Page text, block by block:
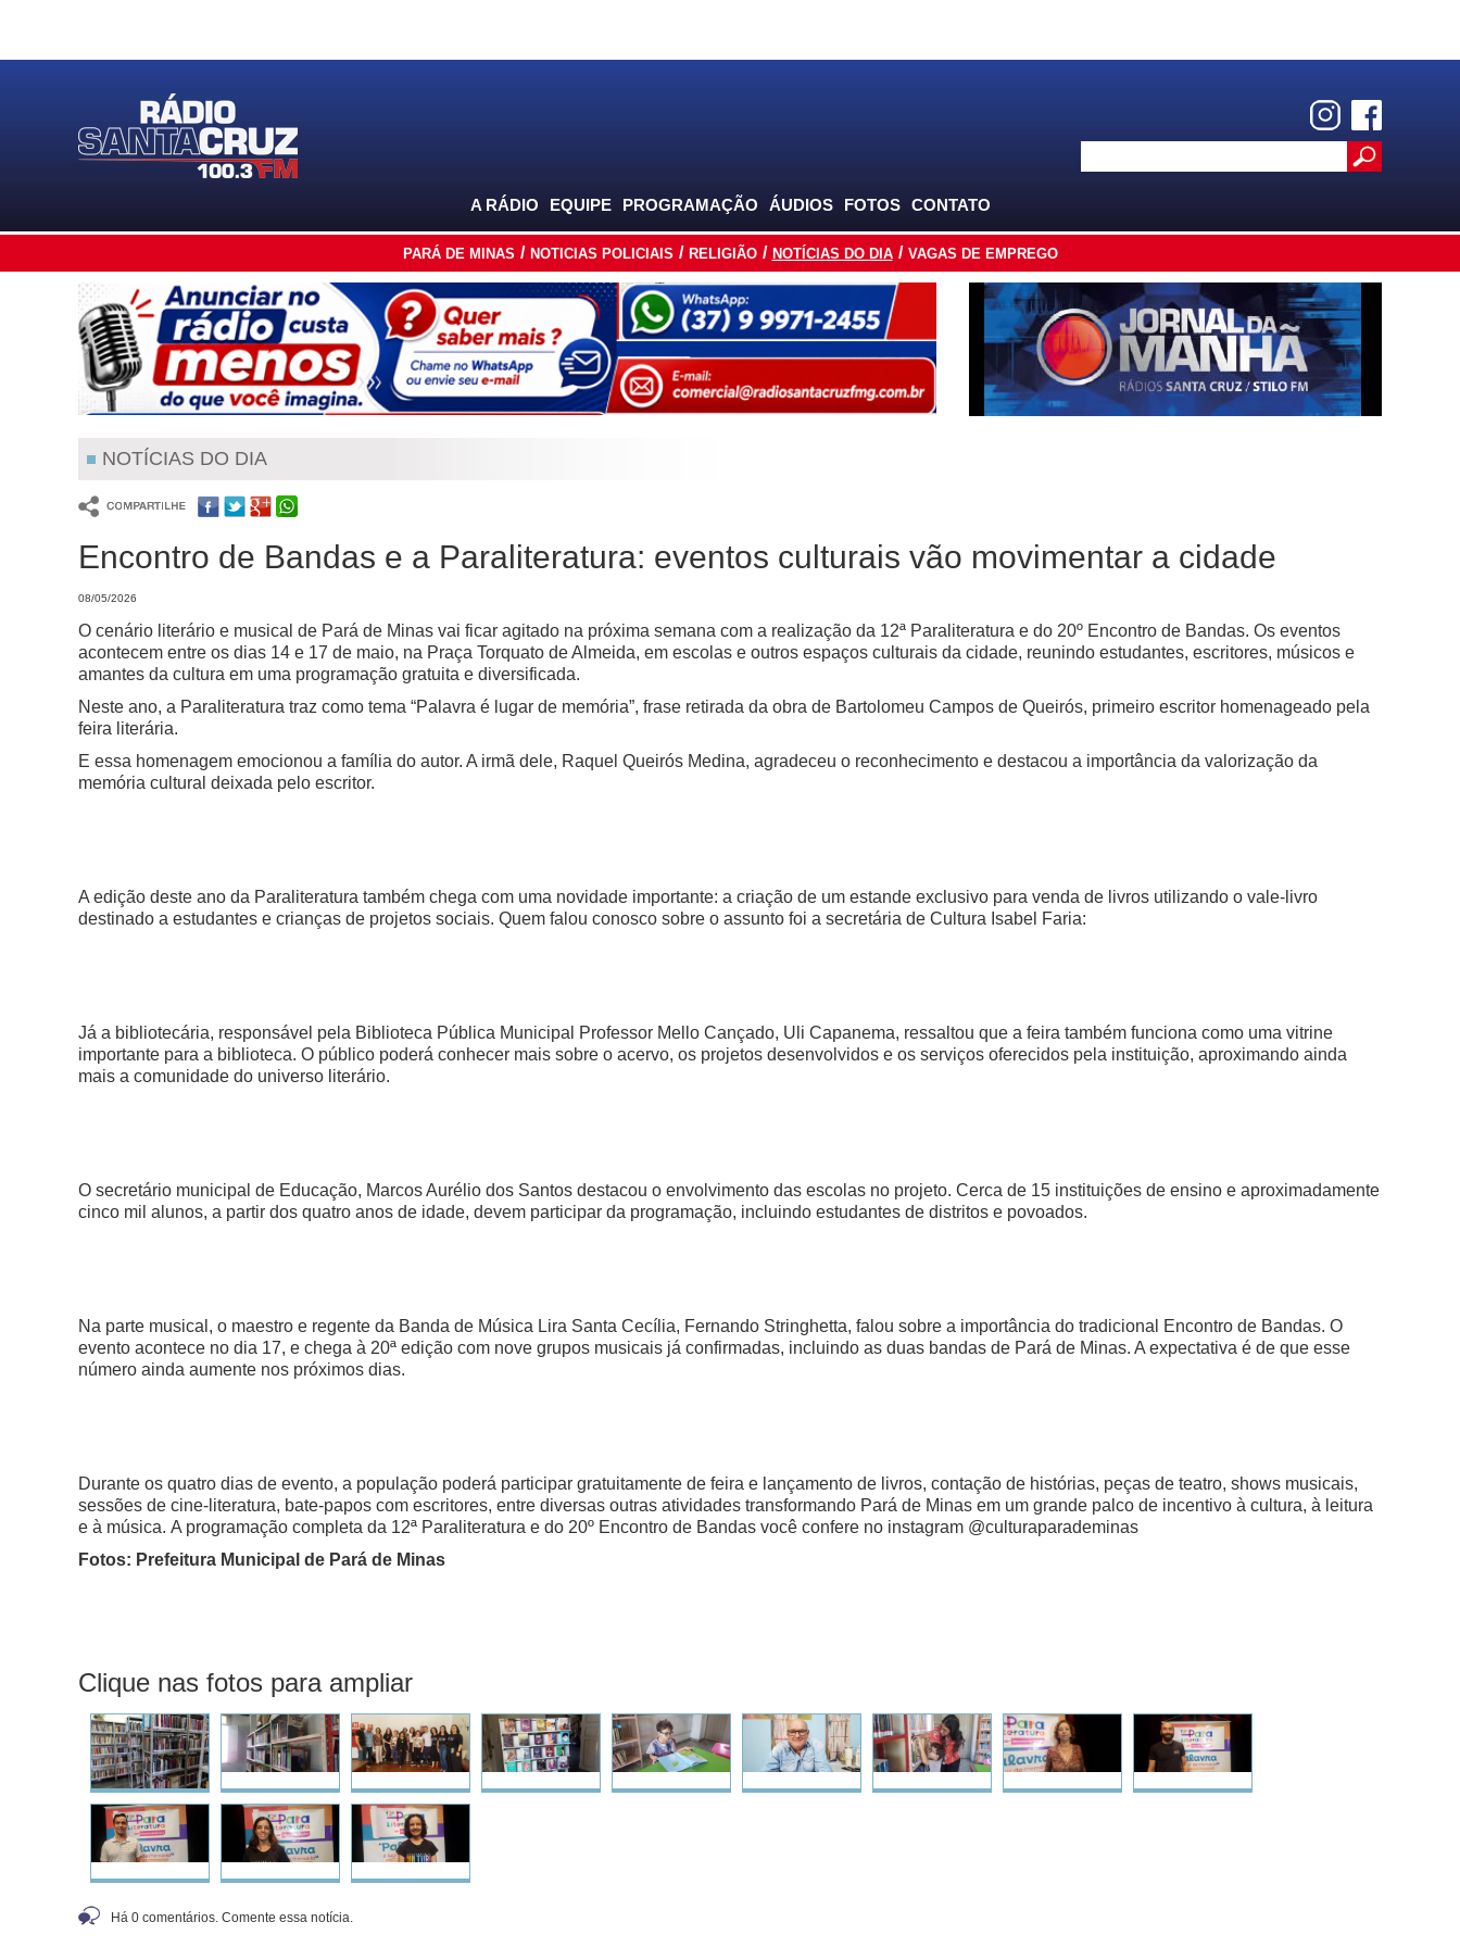
A RÁDIO EQUIPE PROGRAMAÇÃO ÁUDIOS FOTOS CONTATO
PARÁ DE MINAS NOTICIAS POLICIAIS RELIGIÃO NOTÍCIAS DO DIA VAGAS DE EMPREGO
NOTÍCIAS DO DIA
Encontro de Bandas e a Paraliteratura: eventos culturais vão movimentar a cidade
08/05/2026
O cenário literário e musical de Pará de Minas vai ficar agitado na próxima semana com a realização da 12ª Paraliteratura e do 20º Encontro de Bandas. Os eventos
acontecem entre os dias 14 e 17 de maio, na Praça Torquato de Almeida, em escolas e outros espaços culturais da cidade, reunindo estudantes, escritores, músicos e
amantes da cultura em uma programação gratuita e diversificada.
Neste ano, a Paraliteratura traz como tema “Palavra é lugar de memória”, frase retirada da obra de Bartolomeu Campos de Queirós, primeiro escritor homenageado pela
feira literária.
E essa homenagem emocionou a família do autor. A irmã dele, Raquel Queirós Medina, agradeceu o reconhecimento e destacou a importância da valorização da
memória cultural deixada pelo escritor.
A edição deste ano da Paraliteratura também chega com uma novidade importante: a criação de um estande exclusivo para venda de livros utilizando o vale-livro
destinado a estudantes e crianças de projetos sociais. Quem falou conosco sobre o assunto foi a secretária de Cultura Isabel Faria:
Já a bibliotecária, responsável pela Biblioteca Pública Municipal Professor Mello Cançado, Uli Capanema, ressaltou que a feira também funciona como uma vitrine
importante para a biblioteca. O público poderá conhecer mais sobre o acervo, os projetos desenvolvidos e os serviços oferecidos pela instituição, aproximando ainda
mais a comunidade do universo literário.
O secretário municipal de Educação, Marcos Aurélio dos Santos destacou o envolvimento das escolas no projeto. Cerca de 15 instituições de ensino e aproximadamente
cinco mil alunos, a partir dos quatro anos de idade, devem participar da programação, incluindo estudantes de distritos e povoados.
Na parte musical, o maestro e regente da Banda de Música Lira Santa Cecília, Fernando Stringhetta, falou sobre a importância do tradicional Encontro de Bandas. O
evento acontece no dia 17, e chega à 20ª edição com nove grupos musicais já confirmadas, incluindo as duas bandas de Pará de Minas. A expectativa é de que esse
número ainda aumente nos próximos dias.
Durante os quatro dias de evento, a população poderá participar gratuitamente de feira e lançamento de livros, contação de histórias, peças de teatro, shows musicais,
sessões de cine-literatura, bate-papos com escritores, entre diversas outras atividades transformando Pará de Minas em um grande palco de incentivo à cultura, à leitura
e à música. A programação completa da 12ª Paraliteratura e do 20º Encontro de Bandas você confere no instagram @culturaparademinas
Fotos: Prefeitura Municipal de Pará de Minas
Clique nas fotos para ampliar
Há 0 comentários. Comente essa notícia.